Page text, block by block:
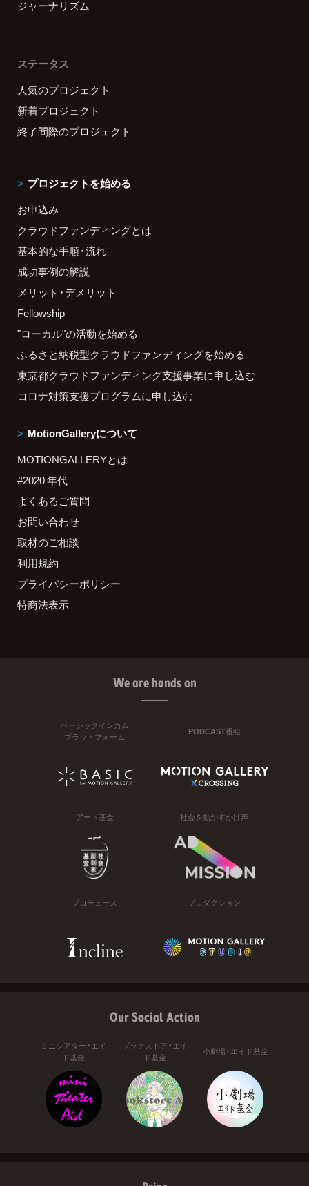
ジャーナリズム
ステータス
人気のプロジェクト
新着プロジェクト
終了間際のプロジェクト
プロジェクトを始める
お申込み
クラウドファンディングとは
基本的な手順・流れ
成功事例の解説
メリット・デメリット
Fellowship
"ローカル"の活動を始める
ふるさと納税型クラウドファンディングを始める
東京都クラウドファンディング支援事業に申し込む
コロナ対策支援プログラムに申し込む
MotionGalleryについて
MOTIONGALLERYとは
#2020 年代
よくあるご質問
お問い合わせ
取材のご相談
利用規約
プライバシーポリシー
特商法表示
We are hands on
ベーシックインカム
プラットフォーム
PODCAST番組
アート基金 社会を動かすかけ声
プロデュース プロダクション
Our Social Action
ミニシアター・エイ
ド基金
ブックストア・エイ
ド基金
小劇場・エイド基金